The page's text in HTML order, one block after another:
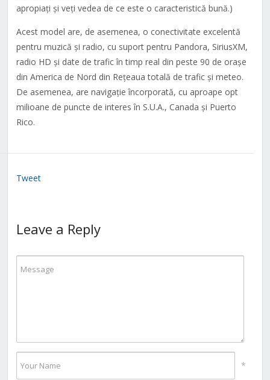
apropiați și veți vedea de ce este o caracteristică bună.)
Acest model are, de asemenea, o conectivitate excelentă
pentru muzică și radio, cu suport pentru Pandora, SiriusXM,
radio HD și date de trafic în timp real din peste 90 de orașe
din America de Nord din Rețeaua totală de trafic și meteo.
De asemenea, are navigație încorporată, cu aproape opt
milioane de puncte de interes în S.U.A., Canada și Puerto
Rico.
Tweet
Leave a Reply
*